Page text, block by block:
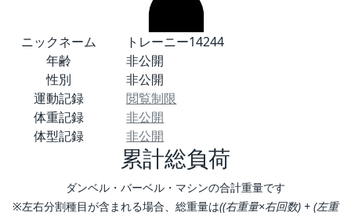
ニックネーム
トレーニー14244
年齢
非公開
性別
非公開
運動記録
閲覧制限
体重記録
非公開
体型記録
非公開
累計総負荷
ダンベル・バーベル・マシンの合計重量です
※左右分割種目が含まれる場合、総重量は((右重量×右回数) + (左重